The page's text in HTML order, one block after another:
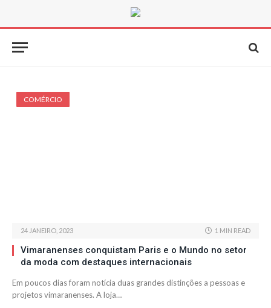
COMÉRCIO
24 JANEIRO, 2023 1 MIN READ
Vimaranenses conquistam Paris e o Mundo no setor
da moda com destaques internacionais
Em poucos dias foram notícia duas grandes distinções a pessoas e
projetos vimaranenses. A loja…